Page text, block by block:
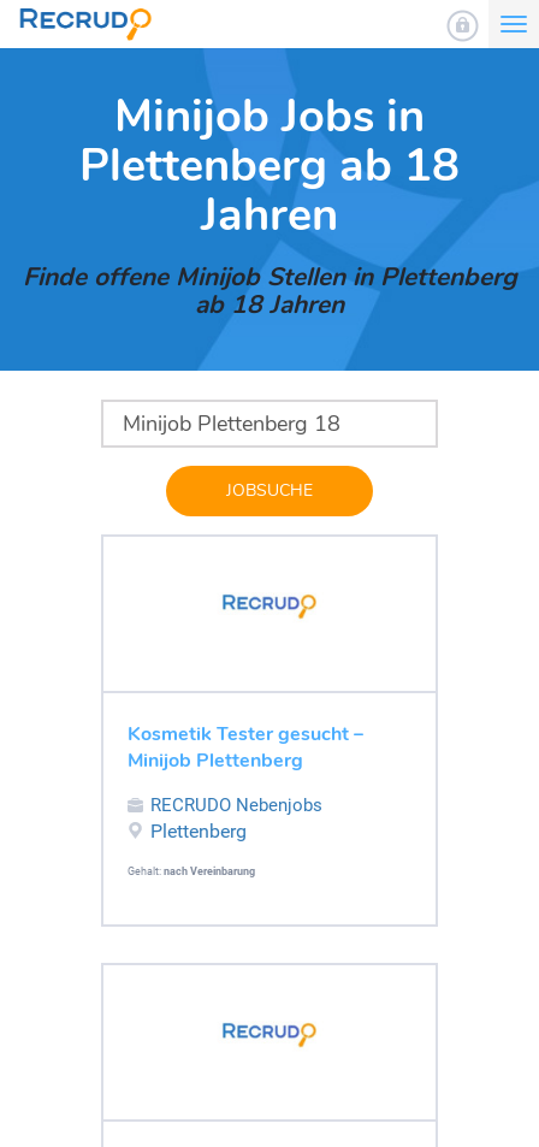
Minijob Jobs in
Plettenberg ab 18
Jahren
Finde offene Minijob Stellen in Plettenberg
ab 18 Jahren
JOBSUCHE
Kosmetik Tester gesucht –
Minijob Plettenberg
RECRUDO Nebenjobs
Plettenberg
Gehalt: nach Vereinbarung